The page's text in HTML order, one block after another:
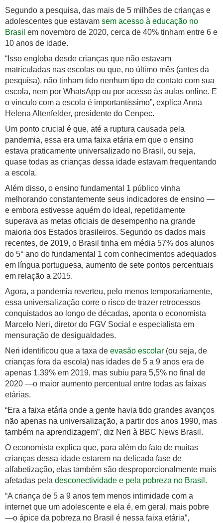
Segundo a pesquisa, das mais de 5 milhões de crianças e
adolescentes que estavam sem acesso à educação no
Brasil em novembro de 2020, cerca de 40% tinham entre 6 e
10 anos de idade.
“Isso engloba desde crianças que não estavam
matriculadas nas escolas ou que, no último mês (antes da
pesquisa), não tinham tido nenhum tipo de contato com sua
escola, nem por WhatsApp ou por acesso às aulas online. E
o vínculo com a escola é importantíssimo”, explica Anna
Helena Altenfelder, presidente do Cenpec.
Um ponto crucial é que, até a ruptura causada pela
pandemia, essa era uma faixa etária em que o ensino
estava praticamente universalizado no Brasil, ou seja,
quase todas as crianças dessa idade estavam frequentando
a escola.
Além disso, o ensino fundamental 1 público vinha
melhorando constantemente seus indicadores de ensino —
e embora estivesse aquém do ideal, repetidamente
superava as metas oficiais de desempenho na grande
maioria dos Estados brasileiros. Segundo os dados mais
recentes, de 2019, o Brasil tinha em média 57% dos alunos
do 5° ano do fundamental 1 com conhecimentos adequados
em língua portuguesa, aumento de sete pontos percentuais
em relação a 2015.
Agora, a pandemia reverteu, pelo menos temporariamente,
essa universalização corre o risco de trazer retrocessos
conquistados ao longo de décadas, aponta o economista
Marcelo Neri, diretor do FGV Social e especialista em
mensuração de desigualdades.
Neri identificou que a taxa de evasão escolar (ou seja, de
crianças fora da escola) nas idades de 5 a 9 anos era de
apenas 1,39% em 2019, mas subiu para 5,5% no final de
2020 —o maior aumento percentual entre todas as faixas
etárias.
“Era a faixa etária onde a gente havia tido grandes avanços
não apenas na universalização, a partir dos anos 1990, mas
também na aprendizagem”, diz Neri à BBC News Brasil.
O economista explica que, para além do fato de muitas
crianças dessa idade estarem na delicada fase de
alfabetização, elas também são desproporcionalmente mais
afetadas pela desconectividade e pela pobreza no Brasil.
“A criança de 5 a 9 anos tem menos intimidade com a
internet que um adolescente e ela é, em geral, mais pobre
—o ápice da pobreza no Brasil é nessa faixa etária”,